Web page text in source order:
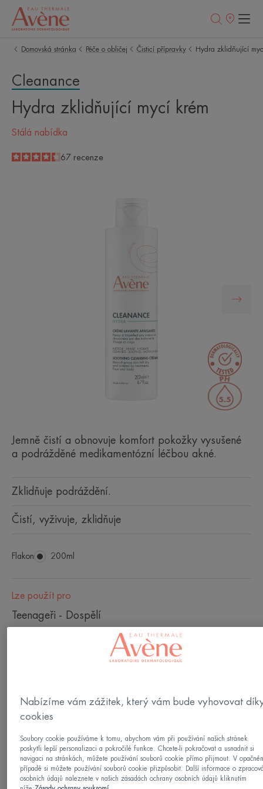
Prodejní
Domovská stránka Péče o obličej Čisticí přípravky Hydra zklidňující
Cleanance
Hydra zklidňující mycí krém
Stálá nabídka
4.4
/
5
67 recenze
Jemně čistí a obnovuje komfort pokožky vysušené
a podrážděné medikamentózní léčbou akné.
Zklidňuje podráždění.
Čistí, vyživuje, zklidňuje
Flakon Flakon
200ml
Lze použít pro
Teenageři - Dospělí
Čisticí - Mírní podráždění - Proti podráždění -
Hygiena
Nabízíme vám zážitek, který vám bude vyhovovat
cookies
Soubory cookie používáme k tomu, abychom vám při používání našich stránek
poskytli lepší personalizaci a pokročilé funkce. Chcete-li pokračovat a usnadnit si
navigaci na stránkách, můžete používání souborů cookie přímo přijmout. V
případě si můžete používání souborů cookie přizpůsobit. Další informace o
osobních údajů naleznete v našich zásadách ochrany osobních údajů kliknutím